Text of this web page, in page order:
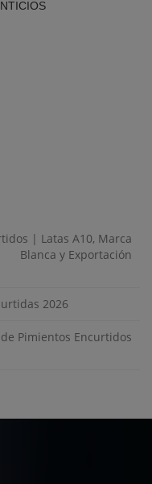
| Latas A10, Marca
Blanca y Exportación
2026
Pimientos Encurtidos